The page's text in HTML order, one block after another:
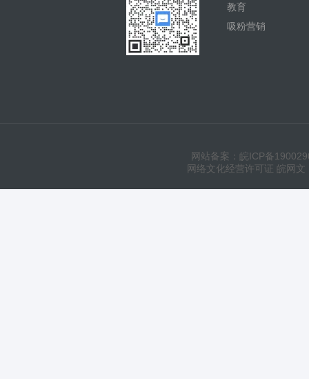
教育
吸粉营销
网站备案：皖ICP备
网络文化经营许可证 皖网